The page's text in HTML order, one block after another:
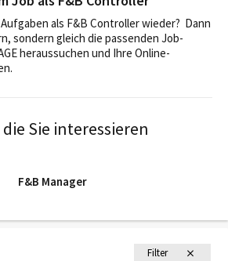
Filter
als F&B Controller wieder? Dann
sondern gleich die passenden Job-
heraussuchen und Ihre Online-
Sie interessieren
F&B Manager